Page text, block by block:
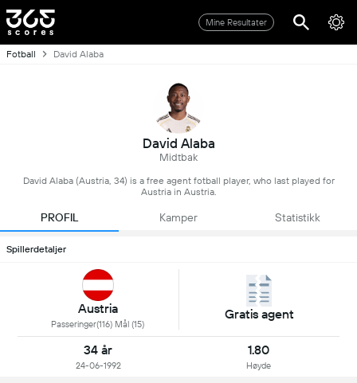
Mine Resultater
Fotball David Alaba
David Alaba
Midtbak
David Alaba (Austria, 34) is a free agent fotball player, who last played for
Austria in Austria.
PROFIL Kamper Statistikk
Spillerdetaljer
Austria
Passeringer(116) Mål (15)
Gratis agent
34 år
24-06-1992
1.80
Høyde